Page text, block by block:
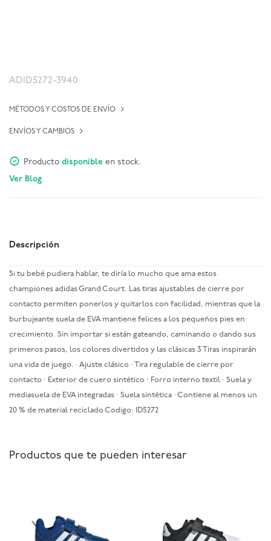
ADID5272-3940
MÉTODOS Y COSTOS DE ENVÍO
ENVÍOS Y CAMBIOS
Producto disponible en stock.
Ver Blog
Descripción
Si tu bebé pudiera hablar, te diría lo mucho que ama estos
championes adidas Grand Court. Las tiras ajustables de cierre por
contacto permiten ponerlos y quitarlos con facilidad, mientras que la
burbujeante suela de EVA mantiene felices a los pequeños pies en
crecimiento. Sin importar si están gateando, caminando o dando sus
primeros pasos, los colores divertidos y las clásicas 3 Tiras inspirarán
una vida de juego. · Ajuste clásico · Tira regulable de cierre por
contacto · Exterior de cuero sintético · Forro interno textil · Suela y
mediasuela de EVA integradas · Suela sintética · Contiene al menos un
20 % de material reciclado Codigo: ID5272
Productos que te pueden interesar